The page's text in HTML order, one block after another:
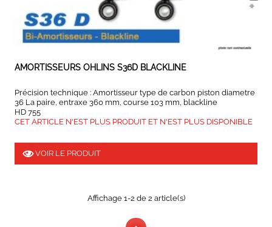
AMORTISSEURS OHLINS S36D BLACKLINE
Précision technique : Amortisseur type de carbon piston diametre
36 La paire, entraxe 360 mm, course 103 mm, blackline
HD 755
CET ARTICLE N'EST PLUS PRODUIT ET N'EST PLUS DISPONIBLE
VOIR LE PRODUIT
Affichage 1-2 de 2 article(s)